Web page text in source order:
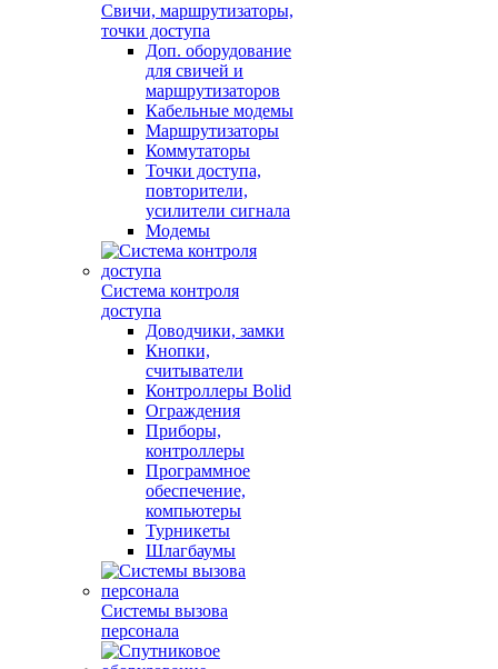
Свичи, маршрутизаторы,
точки доступа
Доп. оборудование
для свичей и
маршрутизаторов
Кабельные модемы
Маршрутизаторы
Коммутаторы
Точки доступа,
повторители,
усилители сигнала
Модемы
Система контроля
доступа
Доводчики, замки
Кнопки,
считыватели
Контроллеры Bolid
Ограждения
Приборы,
контроллеры
Программное
обеспечение,
компьютеры
Турникеты
Шлагбаумы
Системы вызова
персонала